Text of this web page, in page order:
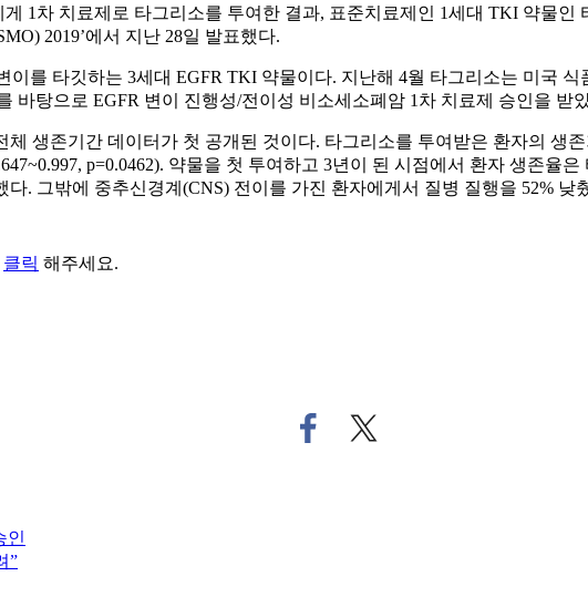
1차 치료제로 타그리소를 투여한 결과, 표준치료제인 1세대 TKI 약물
2019’에서 지난 28일 발표했다.
이를 타깃하는 3세대 EGFR TKI 약물이다. 지난해 4월 타그리소는 미국
바탕으로 EGFR 변이 진행성/전이성 비소세소폐암 1차 치료제 승인을 받
생존기간 데이터가 첫 공개된 것이다. 타그리소를 투여받은 환자의 생
p=0.0462). 약물을 첫 투여하고 3년이 된 시점에서 환자 생존율
. 그밖에 중추신경계(CNS) 전이를 가진 환자에게서 질병 질행을 52% 낮
클릭 해주세요.
페
이
트
위
인
”